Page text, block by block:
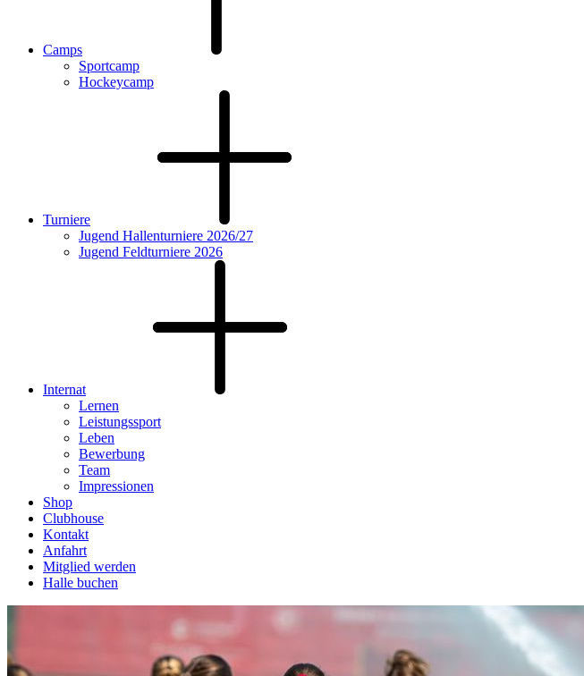
Camps
Sportcamp
Hockeycamp
Turniere
Jugend Hallenturniere 2026/27
Jugend Feldturniere 2026
Internat
Lernen
Leistungssport
Leben
Bewerbung
Team
Impressionen
Shop
Clubhouse
Kontakt
Anfahrt
Mitglied werden
Halle buchen